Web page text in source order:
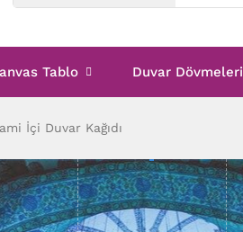
Tablo Duvar Dövmeleri
İçi Duvar Kağıdı